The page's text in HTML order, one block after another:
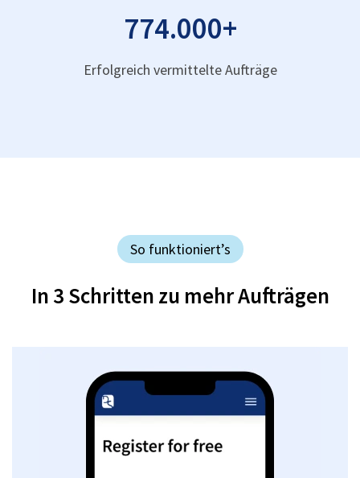
774.000+
Erfolgreich vermittelte Aufträge
So funktioniert’s
In 3 Schritten zu mehr Aufträgen